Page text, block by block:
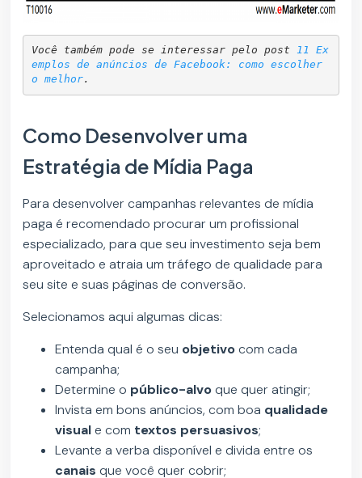
Você também pode se interessar pelo post 11 Ex
emplos de anúncios de Facebook: como escolher
o melhor.
Como Desenvolver uma
Estratégia de Mídia Paga
Para desenvolver campanhas relevantes de mídia
paga é recomendado procurar um profissional
especializado, para que seu investimento seja bem
aproveitado e atraia um tráfego de qualidade para
seu site e suas páginas de conversão.
Selecionamos aqui algumas dicas:
Entenda qual é o seu objetivocom cada
campanha;
Determine o público-alvoque quer atingir;
Invista em bons anúncios, com boa qualidade
visuale com textos persuasivos;
Levante a verba disponível e divida entre os
canaisque você quer cobrir;